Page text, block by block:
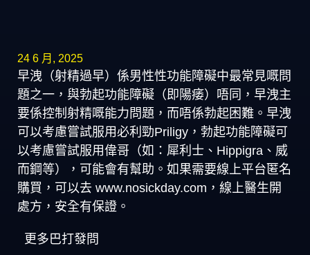
24 6 月, 2025
早洩（射精過早）係男性性功能障礙中最常見嘅問
題之一，與勃起功能障礙（即陽痿）唔同，早洩主
要係控制射精嘅能力問題，而唔係勃起困難。早洩
可以考慮嘗試服用必利勁Priligy，勃起功能障礙可
以考慮嘗試服用偉哥（如：犀利士、Hippigra、威
而鋼等），可能會有幫助。如果需要線上平台匿名
購買，可以去 www.nosickday.com，線上醫生開
處方，安全有保證。
更多巴打發問